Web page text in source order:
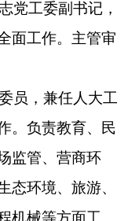
务中心。
事处副主
阿不都沙
联、工
财务、项
务公开等
绩效考核
公室、综